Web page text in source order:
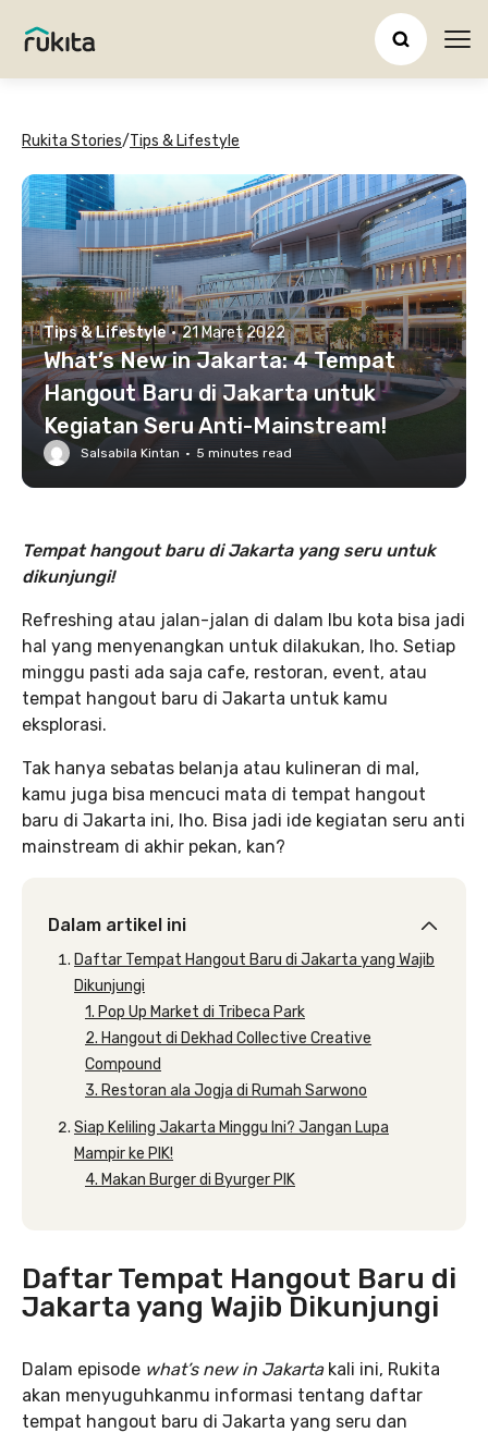
Rukita Stories/Tips & Lifestyle
Tips & Lifestyle · 21 Maret 2022
What’s New in Jakarta: 4 Tempat
Hangout Baru di Jakarta untuk
Kegiatan Seru Anti-Mainstream!
Salsabila Kintan · 5 minutes read
Tempat hangout baru di Jakarta yang seru untuk
dikunjungi!
Refreshing atau jalan-jalan di dalam Ibu kota bisa jadi
hal yang menyenangkan untuk dilakukan, lho. Setiap
minggu pasti ada saja cafe, restoran, event, atau
tempat hangout baru di Jakarta untuk kamu
eksplorasi.
Tak hanya sebatas belanja atau kulineran di mal,
kamu juga bisa mencuci mata di tempat hangout
baru di Jakarta ini, lho. Bisa jadi ide kegiatan seru anti
mainstream di akhir pekan, kan?
Dalam artikel ini
Daftar Tempat Hangout Baru di Jakarta yang Wajib
Dikunjungi
1. Pop Up Market di Tribeca Park
2. Hangout di Dekhad Collective Creative
Compound
3. Restoran ala Jogja di Rumah Sarwono
Siap Keliling Jakarta Minggu Ini? Jangan Lupa
Mampir ke PIK!
4. Makan Burger di Byurger PIK
Daftar Tempat Hangout Baru di
Jakarta yang Wajib Dikunjungi
Dalam episode what’s new in Jakarta kali ini, Rukita
akan menyuguhkanmu informasi tentang daftar
tempat hangout baru di Jakarta yang seru dan